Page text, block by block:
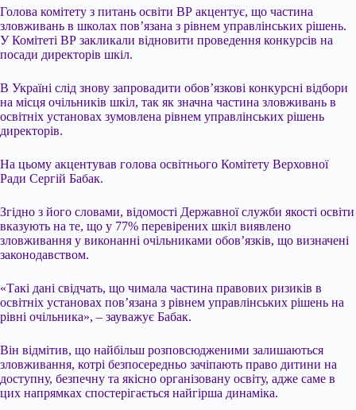
Голова комітету з питань освіти ВР акцентує, що частина
зловживань в школах пов’язана з рівнем управлінських рішень.
У Комітеті ВР закликали відновити проведення конкурсів на
посади директорів шкіл.
В Україні слід знову запровадити обов’язкові конкурсні відбори
на місця очільників шкіл, так як значна частина зловживань в
освітніх установах зумовлена рівнем управлінських рішень
директорів.
На цьому акцентував голова освітнього Комітету Верховної
Ради Сергій Бабак.
Згідно з його словами, відомості Державної служби якості освіти
вказують на те, що у 77% перевірених шкіл виявлено
зловживання у виконанні очільниками обов’язків, що визначені
законодавством.
«Такі дані свідчать, що чимала частина правових ризиків в
освітніх установах пов’язана з рівнем управлінських рішень на
рівні очільника», – зауважує Бабак.
Він відмітив, що найбільш розповсюдженими залишаються
зловживання, котрі безпосередньо зачіпають право дитини на
доступну, безпечну та якісно організовану освіту, адже саме в
цих напрямках спостерігається найгірша динаміка.